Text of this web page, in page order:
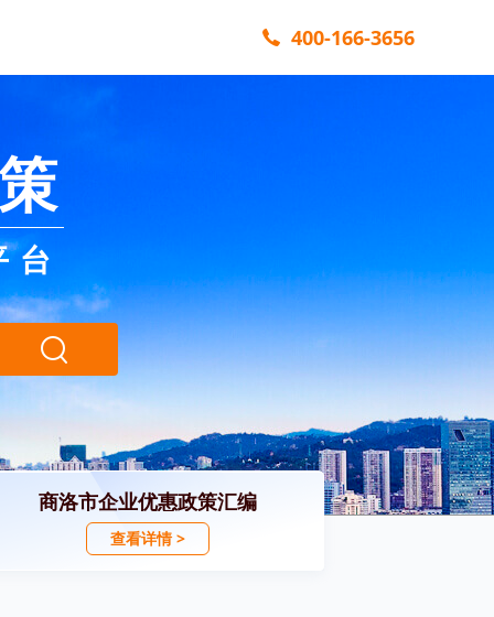
400-166-3656
台
商洛市企业优惠政策汇编
查看详情 >